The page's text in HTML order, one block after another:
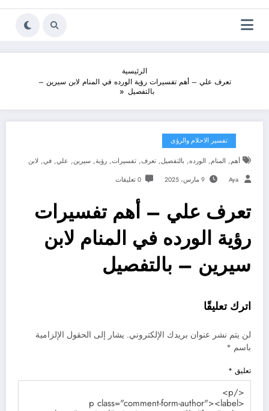
الرئيسية
تعرف علي – أهم تفسيرات رؤية الورده في المنام لابن سيرين –
بالتفصيل
تفسير الاحلام والرؤى
أهم, المنام, الورده, بالتفصيل, تعرف, تفسيرات, رؤية, سيرين, علي, في, لابن
Aya 9 مارس، 2025 0 تعليقات
تعرف علي – أهم تفسيرات
رؤية الورده في المنام لابن
سيرين – بالتفصيل
اترك تعليقًا
لن يتم نشر عنوان بريدك الإلكتروني. يشار إلى الحقول الإلزامية
باسم *
تعليق *